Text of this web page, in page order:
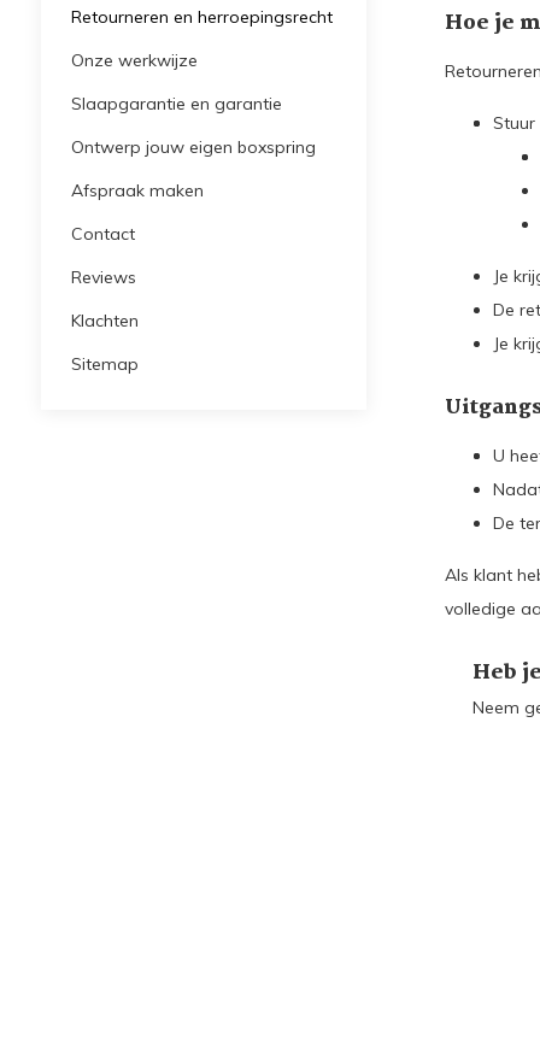
Retourneren en herroepingsrecht
Onze werkwijze
Slaapgarantie en garantie
Ontwerp jouw eigen boxspring
Afspraak maken
Contact
Reviews
Klachten
Sitemap
Hoe je
Je
De
Je
U
De
Als klant
volledige
Heb
Neem